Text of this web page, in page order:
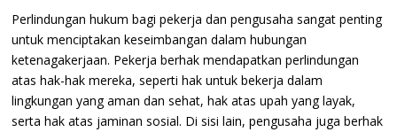
Perlindungan hukum bagi pekerja dan pengusaha sangat penting
untuk menciptakan keseimbangan dalam hubungan
ketenagakerjaan. Pekerja berhak mendapatkan perlindungan
atas hak-hak mereka, seperti hak untuk bekerja dalam
lingkungan yang aman dan sehat, hak atas upah yang layak,
serta hak atas jaminan sosial. Di sisi lain, pengusaha juga berhak